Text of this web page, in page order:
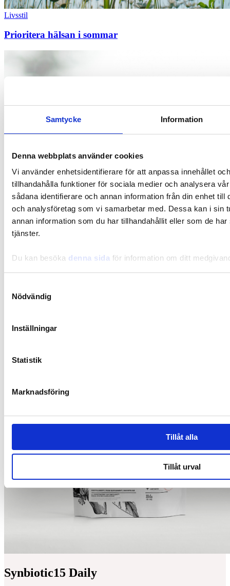
Samtycke Information
Denna webbplats använder cookies
Vi använder enhetsidentifierare för att anpassa innehållet
tillhandahålla funktioner för sociala medier och analysera
sådana identifierare och annan information från din enhet till
och analysföretag som vi samarbetar med. Dessa kan i sin
annan information som du har tillhandahållit eller som de
tjänster.
Du kan besöka denna sida för information om ditt
Nödvändig
Inställningar
Statistik
Marknadsföring
Tillåt alla
Tillåt urval
Livsstil
Prioritera hälsan i sommar
Minska dina stressnivåer med mindfulness
Synbiotic15 Daily